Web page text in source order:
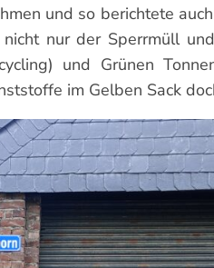
und so berichtete
nur der Sperrmüll
und Grünen
im Gelben Sack